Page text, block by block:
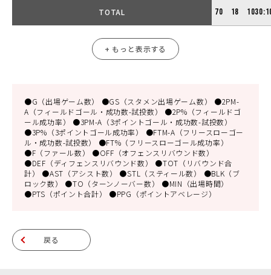
TOTAL 70 18
+ もっと表示する
●G（出場ゲーム数） ●GS（スタメン出場ゲーム数） ●2PM-
A（フィールドゴール・成功数-試投数） ●2P%（フィールドゴ
ール成功率） ●3PM-A（3ポイントゴール・成功数-試投数）
●3P%（3ポイントゴール成功率） ●FTM-A（フリースローゴー
ル・成功数-試投数） ●FT%（フリースローゴール成功率）
●F（ファール数） ●OFF（オフェンスリバウンド数）
●DEF（ディフェンスリバウンド数） ●TOT（リバウンド合
計） ●AST（アシスト数） ●STL（スティール数） ●BLK（ブ
ロック数） ●TO（ターンノーバー数） ●MIN（出場時間）
●PTS（ポイント合計） ●PPG（ポイントアベレージ）
戻る